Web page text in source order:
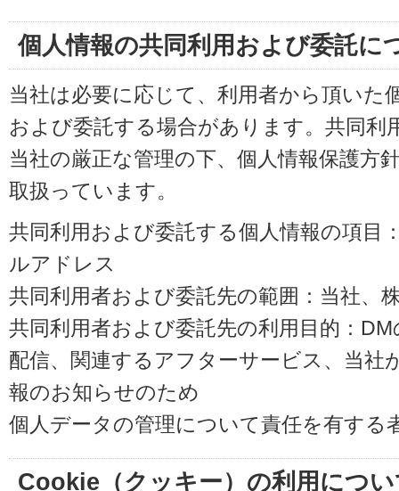
個人情報の共同利用および委託に
当社は必要に応じて、利用者から頂いた
および委託する場合があります。共同利
当社の厳正な管理の下、個人情報保護方
取扱っています。
共同利用および委託する個人情報の項目
ルアドレス
共同利用者および委託先の範囲：当社、
共同利用者および委託先の利用目的：
配信、関連するアフターサービス、当社
報のお知らせのため
個人データの管理について責任を有する
Cookie（クッキー）の利用につ